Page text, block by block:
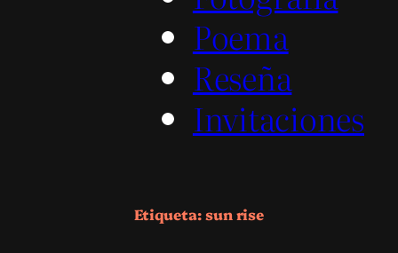
Poema
Reseña
Invitaciones
Etiqueta:sun rise